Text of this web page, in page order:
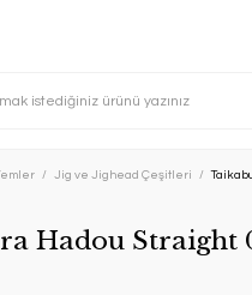
Jig ve Jighead Çeşitleri
Hadou Straight